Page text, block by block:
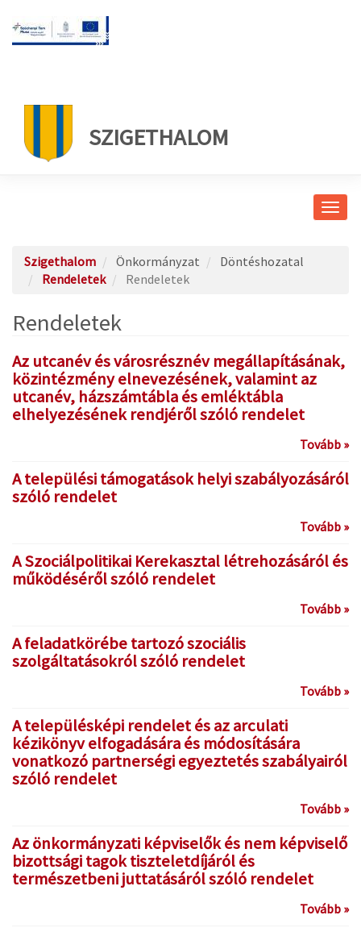
SZIGETHALOM
Szigethalom Önkormányzat
Döntéshozatal
Rendeletek
Rendeletek
Rendeletek
Az utcanév és városrésznév megállapításának,
közintézmény elnevezésének, valamint az
utcanév, házszámtábla és emléktábla
elhelyezésének rendjéről szóló rendelet
Tovább »
A települési támogatások helyi szabályozásáról
szóló rendelet
Tovább »
A Szociálpolitikai Kerekasztal létrehozásáról és
működéséről szóló rendelet
Tovább »
A feladatkörébe tartozó szociális
szolgáltatásokról szóló rendelet
Tovább »
A településképi rendelet és az arculati
kézikönyv elfogadására és módosítására
vonatkozó partnerségi egyeztetés szabályairól
szóló rendelet
Tovább »
Az önkormányzati képviselők és nem képviselő
bizottsági tagok tiszteletdíjáról és
természetbeni juttatásáról szóló rendelet
Tovább »